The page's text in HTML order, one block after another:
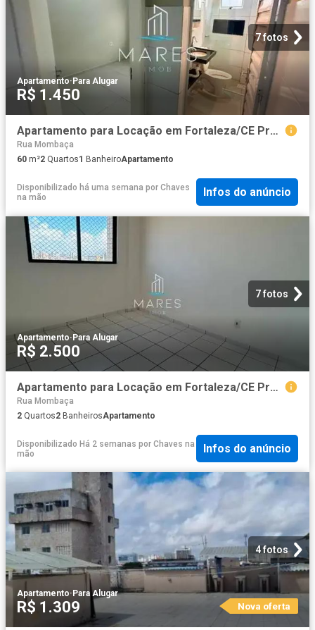
7 fotos
Apartamento· Para Alugar
R$ 1.450
Apartamento para Locação em Fortaleza/CE Praia de Iracema 2 Quartos
Rua Mombaça
60 m²2 Quartos1 BanheiroApartamento
Disponibilizado há uma semana por Chaves
na mão
Infos do anúncio
7 fotos
Apartamento·Para Alugar
R$ 2.500
Apartamento para Locação em Fortaleza/CE Praia de Iracema 2 Quartos
Rua Mombaça
2 Quartos2 BanheirosApartamento
Disponibilizado Há 2 semanas por Chaves na
mão
Infos do anúncio
4 fotos
Apartamento· Para Alugar
R$ 1.309 Nova oferta